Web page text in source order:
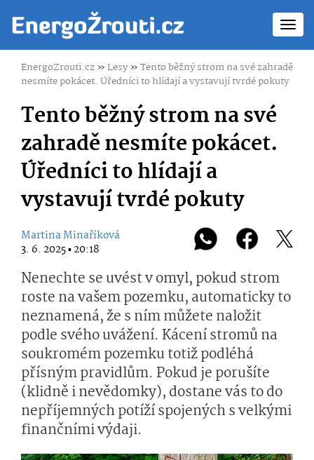
EnergoZrouti.cz»Lesy»Tento běžný strom na své zahradě
nesmíte pokácet. Úředníci to hlídají a vystavují tvrdé pokuty
Tento běžný strom na své
zahradě nesmíte pokácet.
Úředníci to hlídají a
vystavují tvrdé pokuty
Martina Minaříková
3. 6. 2025 ▪ 20:18
Nenechte se uvést v omyl, pokud strom
roste na vašem pozemku, automaticky to
neznamená, že s ním můžete naložit
podle svého uvážení. Kácení stromů na
soukromém pozemku totiž podléhá
přísným pravidlům. Pokud je porušíte
(klidně i nevědomky), dostane vás to do
nepříjemných potíží spojených s velkými
finančními výdaji.